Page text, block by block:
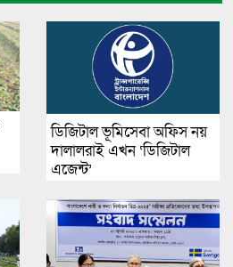
ডিজিটাল ভূমিসেবা অফিস নয়
দালালরাই এখন ‘ডিজিটাল
এজেন্ট’